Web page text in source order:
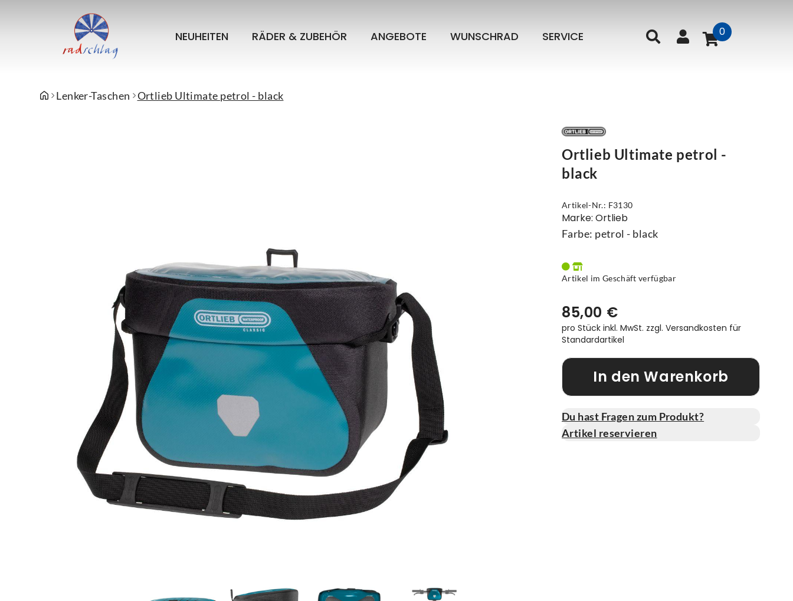
NEUHEITEN RÄDER & ZUBEHÖR ANGEBOTE WUNSCHRAD SERVICE 0
Lenker-Taschen Ortlieb Ultimate petrol - black
Ortlieb Ultimate petrol -
black
Artikel-Nr.: F3130
Marke: Ortlieb
Farbe: petrol - black
Artikel im Geschäft verfügbar
85,00 €
pro Stück inkl. MwSt. zzgl. Versandkosten für
Standardartikel
In den Warenkorb
Du hast Fragen zum Produkt?
Artikel reservieren